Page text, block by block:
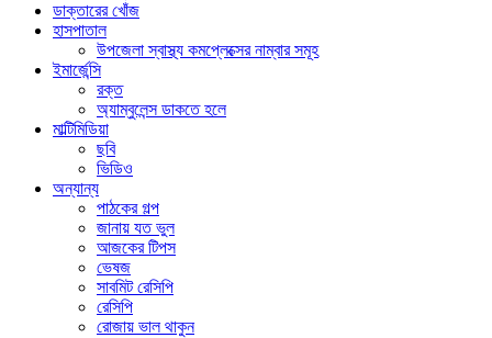
ডাক্তারের খোঁজ
হাসপাতাল
উপজেলা স্বাস্থ্য কমপ্লেক্সের নাম্বার সমূহ
ইমার্জেন্সি
রক্ত
অ্যাম্বুলেন্স ডাকতে হলে
মাল্টিমিডিয়া
ছবি
ভিডিও
অন্যান্য
পাঠকের গল্প
জানায় যত ভুল
আজকের টিপস
ভেষজ
সাবমিট রেসিপি
রেসিপি
রোজায় ভাল থাকুন